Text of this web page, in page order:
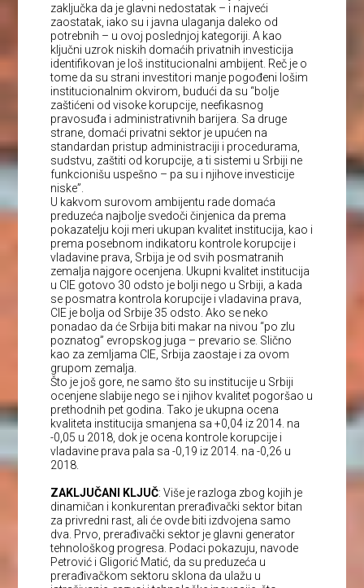
zaključka da je glavni nedostatak – i najveći
zaostatak, iako su i javna ulaganja daleko od
potrebnih – u ovoj poslednjoj kategoriji. A kao
ključni uzrok niskih domaćih privatnih investicija
identifikovan je loš institucionalni ambijent. Reč je o
tome da su strani investitori manje pogođeni lošim
institucionalnim okvirom, budući da su “bolje
zaštićeni od visoke korupcije, neefikasnog
pravosuđa i administrativnih barijera. Sa druge
strane, domaći privatni sektor je upućen na
standardan pristup administraciji i procedurama,
sudstvu, zaštiti od korupcije, a ti sistemi u Srbiji ne
funkcionišu uspešno – pa su i njihove investicije
niske”.
U kakvom surovom ambijentu rade domaća
preduzeća najbolje svedoči činjenica da prema
pokazatelju koji meri ukupan kvalitet institucija, kao i
prema posebnom indikatoru kontrole korupcije i
vladavine prava, Srbija je od svih posmatranih
zemalja najgore ocenjena. Ukupni kvalitet institucija
u CIE gotovo 30 odsto je bolji nego u Srbiji, a kada
se posmatra kontrola korupcije i vladavina prava,
CIE je bolja od Srbije 35 odsto. Ako se neko
ponadao da će Srbija biti makar na nivou “po zlu
poznatog” evropskog juga – prevario se. Slično
kao za zemljama CIE, Srbija zaostaje i za ovom
grupom zemalja.
Što je još gore, ne samo što su institucije u Srbiji
ocenjene slabije nego se i njihov kvalitet pogoršao u
prethodnih pet godina. Tako je ukupna ocena
kvaliteta institucija smanjena sa +0,04 iz 2014. na
-0,05 u 2018, dok je ocena kontrole korupcije i
vladavine prava pala sa -0,19 iz 2014. na -0,26 u
2018.
ZAKLJUČANI KLJUČ: Više je razloga zbog kojih je
dinamičan i konkurentan prerađivački sektor bitan
za privredni rast, ali će ovde biti izdvojena samo
dva. Prvo, prerađivački sektor je glavni generator
tehnološkog progresa. Podaci pokazuju, navode
Petrović i Gligorić Matić, da su preduzeća u
prerađivačkom sektoru sklona da ulažu u